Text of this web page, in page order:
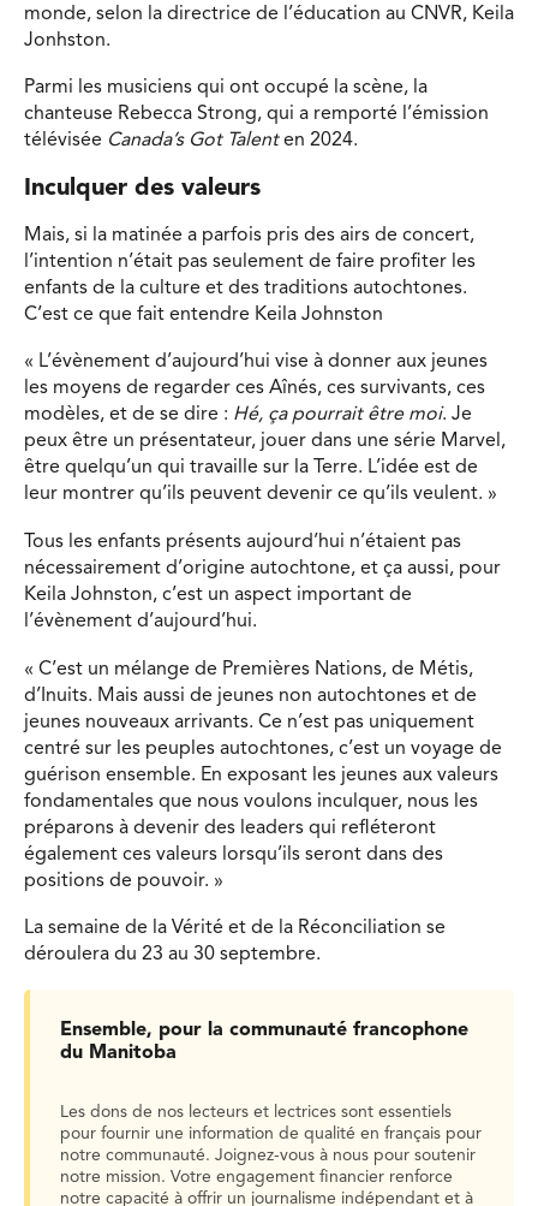
monde, selon la directrice de l’éducation au CNVR, Keila
Jonhston.
Parmi les musiciens qui ont occupé la scène, la
chanteuse Rebecca Strong, qui a remporté l’émission
télévisée Canada’s Got Talenten 2024.
Inculquer des valeurs
Mais, si la matinée a parfois pris des airs de concert,
l’intention n’était pas seulement de faire profiter les
enfants de la culture et des traditions autochtones.
C’est ce que fait entendre Keila Johnston
« L’évènement d’aujourd’hui vise à donner aux jeunes
les moyens de regarder ces Aînés, ces survivants, ces
modèles, et de se dire : Hé, ça pourrait être moi. Je
peux être un présentateur, jouer dans une série Marvel,
être quelqu’un qui travaille sur la Terre. L’idée est de
leur montrer qu’ils peuvent devenir ce qu’ils veulent. »
Tous les enfants présents aujourd’hui n’étaient pas
nécessairement d’origine autochtone, et ça aussi, pour
Keila Johnston, c’est un aspect important de
l’évènement d’aujourd’hui.
« C’est un mélange de Premières Nations, de Métis,
d’Inuits. Mais aussi de jeunes non autochtones et de
jeunes nouveaux arrivants. Ce n’est pas uniquement
centré sur les peuples autochtones, c’est un voyage de
guérison ensemble. En exposant les jeunes aux valeurs
fondamentales que nous voulons inculquer, nous les
préparons à devenir des leaders qui refléteront
également ces valeurs lorsqu’ils seront dans des
positions de pouvoir. »
La semaine de la Vérité et de la Réconciliation se
déroulera du 23 au 30 septembre.
Ensemble, pour la communauté francophone
du Manitoba
Les dons de nos lecteurs et lectrices sont essentiels
pour fournir une information de qualité en français pour
notre communauté. Joignez-vous à nous pour soutenir
notre mission. Votre engagement financier renforce
notre capacité à offrir un journalisme indépendant et à